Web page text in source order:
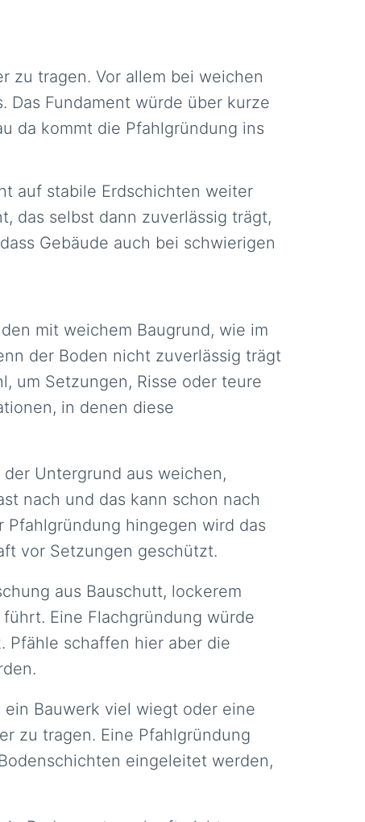
zu tragen. Vor allem bei weichen
Fundament würde über kurze
da kommt die Pfahlgründung ins
auf stabile Erdschichten weiter
das selbst dann zuverlässig trägt,
Gebäude auch bei schwierigen
mit weichem Baugrund, wie im
der Boden nicht zuverlässig trägt
um Setzungen, Risse oder teure
in denen diese
Untergrund aus weichen,
nach und das kann schon nach
hingegen wird das
vor Setzungen geschützt.
aus Bauschutt, lockerem
Eine Flachgründung würde
Pfähle schaffen hier aber die
ein Bauwerk viel wiegt oder eine
zu tragen. Eine Pfahlgründung
eingeleitet werden,